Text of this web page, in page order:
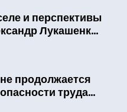
и перспективы
Лукашенко
район
продолжается
труда
уборочных